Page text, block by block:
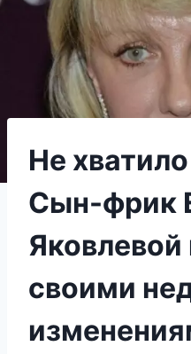
Не
Сын-фрик
Яковлевой
своими